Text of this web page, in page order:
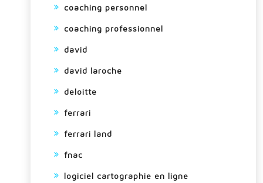
coaching personnel
coaching professionnel
david
david laroche
deloitte
ferrari
ferrari land
fnac
logiciel cartographie en ligne